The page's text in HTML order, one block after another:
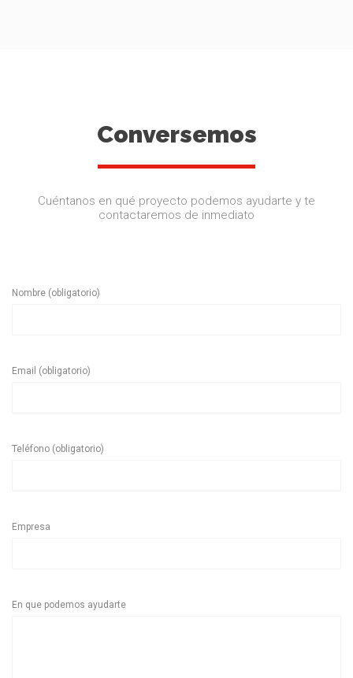
Conversemos
Cuéntanos en qué proyecto podemos ayudarte y te
contactaremos de inmediato
Nombre (obligatorio)
Email (obligatorio)
Teléfono (obligatorio)
Empresa
En que podemos ayudarte